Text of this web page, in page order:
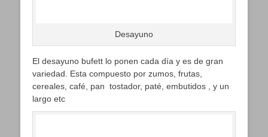
Desayuno
El desayuno bufett lo ponen cada día y es de gran
variedad. Esta compuesto por zumos, frutas,
cereales, café, pan tostador, paté, embutidos , y un
largo etc